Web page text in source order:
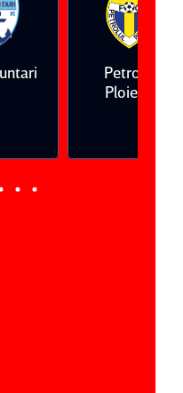
Petrolul
Ploieşti